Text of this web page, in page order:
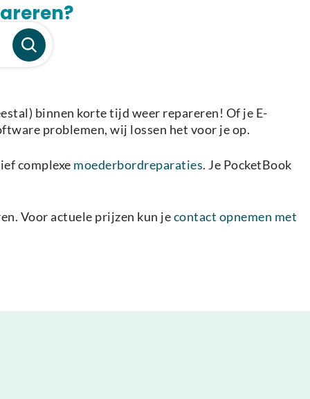
binnen korte tijd weer repareren! Of je E-
problemen, wij lossen het voor je op.
complexe moederbordreparaties. Je PocketBook
Voor actuele prijzen kun jecontact opnemen met